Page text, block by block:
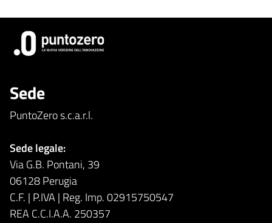
Sede
PuntoZero s.c.a.r.l.
Sede legale:
Via G.B. Pontani, 39
06128 Perugia
C.F. | P.IVA | Reg. Imp. 02915750547
REA C.C.I.A.A. 250357